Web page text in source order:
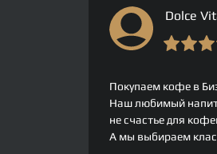
Dolce
Покупаем кофе в
Наш любимый
не счастье для
А мы выбираем